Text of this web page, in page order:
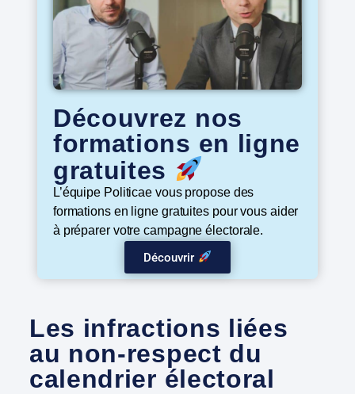
Découvrez nos
formations en ligne
gratuites
L’équipe Politicae vous propose des
formations en ligne gratuites pour vous aider
à préparer votre campagne électorale.
Découvrir
Les infractions liées
au non-respect du
calendrier électoral